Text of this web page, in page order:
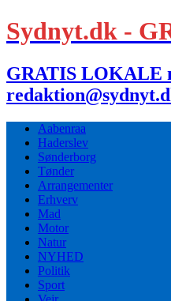
Sydnyt.dk -
GRATIS LOKALE
Aabenraa
Haderslev
Sønderborg
Tønder
Arrangementer
Erhverv
Mad
Motor
Natur
NYHED
Politik
Sport